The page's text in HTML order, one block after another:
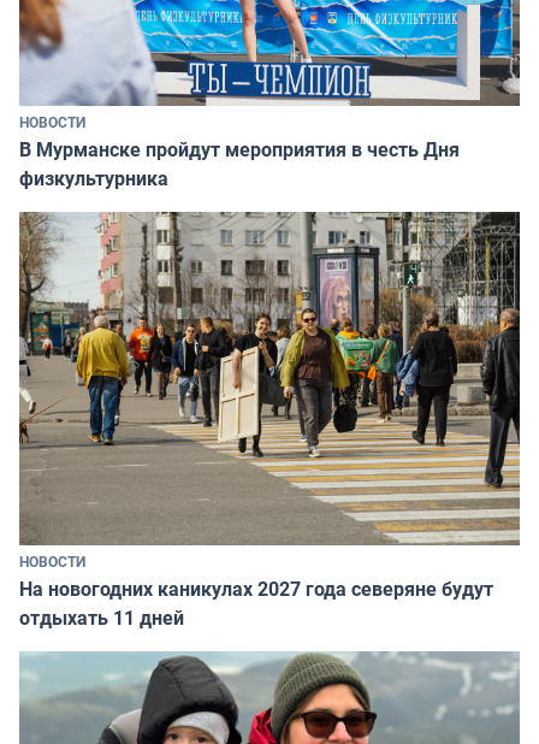
НОВОСТИ
В Мурманске пройдут мероприятия в честь Дня
физкультурника
НОВОСТИ
На новогодних каникулах 2027 года северяне будут
отдыхать 11 дней